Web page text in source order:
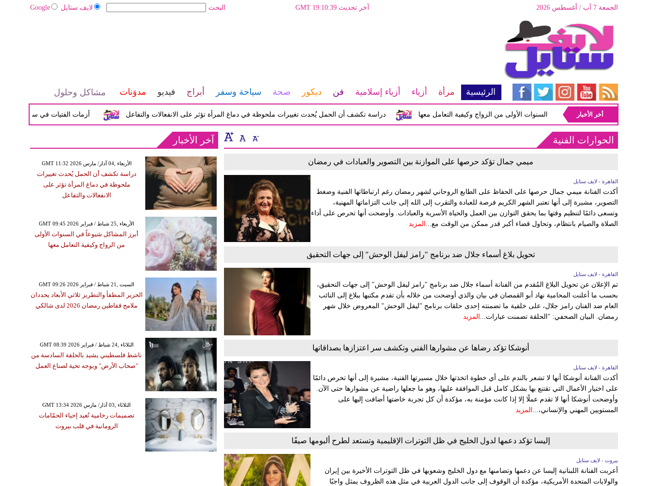
لايف ستايل Google البحث آخر تحديث GMT 19:10:39 الجمعة 7 آب / أغسطس 2026
الرئيسية مرأة أزياء أزياء إسلامية فن ديكور صحة سياحة وسفر أبراج فيديو مدوَنات مشاكل وحلول
أزمات الفتيات في سن المراهقة بين دراسة تكشف أن الحمل يُحدث تغييرات ملحوظة في دماغ المرأة تؤثر على الانفعالات والتفاعل أبرز المشاكل شيوعاً في السنوات الأولى من الزواج وكيفية التعامل معها
أخر الأخبار
الحوارات الفنية
ميمي جمال تؤكد حرصها على الموازنة بين التصوير والعبادات في رمضان
القاهرة - لايف ستايل
أكدت الفنانة ميمي جمال حرصها على الحفاظ على الطابع الروحاني لشهر رمضان رغم ارتباطاتها الفنية وضغط
التصوير، مشيرة إلى أنها تعتبر الشهر الكريم فرصة للعبادة والتقرب إلى الله إلى جانب التزاماتها المهنية،
وتسعى دائمًا لتنظيم وقتها بما يحقق التوازن بين العمل والحياة الأسرية والعبادات. وأوضحت أنها تحرص على أداء
الصلاة والصيام بانتظام، وتحاول قضاء أكبر قدر ممكن من الوقت مع... المزيد
تحويل بلاغ أسماء جلال ضد برنامج "رامز ليفل الوحش" إلى جهات التحقيق
القاهرة - لايف ستايل
تم الإعلان عن تحويل البلاغ المُقدم من الفنانة أسماء جلال ضد برنامج "رامز ليفل الوحش" إلى جهات التحقيق،
بحسب ما أعلنت المحامية نهاد أبو القمصان في بيان والذي أوضحت من خلاله بأن تقدم مكتبها ببلاغ إلى النائب
العام ضد الفنان رامز جلال، على خلفية ما تضمنته إحدى حلقات برنامج "ليفل الوحش" المعروض خلال شهر
رمضان. البيان الصحفي: "الحلقة تضمنت عبارات... المزيد
أنوشكا تؤكد رضاها عن مشوارها الفني وتكشف سر اعتزازها بصداقاتها
القاهرة - لايف ستايل
أكدت الفنانة أنوشكا أنها لا تشعر بالندم على أي خطوة اتخذتها خلال مسيرتها الفنية، مشيرة إلى أنها تحرص دائمًا
على اختيار الأعمال التي تقتنع بها بشكل كامل قبل الموافقة عليها، وهو ما جعلها راضية عن مشوارها حتى الآن.
وأوضحت أنوشكا أنها لا تقدم عملًا إلا إذا كانت مؤمنة به، مؤكدة أن كل تجربة خاضتها أضافت إليها على
المستويين المهني والإنساني،... المزيد
إليسا تؤكد دعمها لدول الخليج في ظل التوترات الإقليمية وتستعد لطرح ألبومها صيفًا
بيروت - لايف ستايل
أعربت الفنانة اللبنانية إليسا عن دعمها وتضامنها مع دول الخليج وشعوبها في ظل التوترات الأخيرة بين إيران
والولايات المتحدة الأمريكية، مؤكدة أن الوقوف إلى جانب الدول العربية في مثل هذه الظروف يمثل واجبًا
آخر الأخبار
GMT 11:32 2026 الأربعاء ,04 آذار/ مارس
دراسة تكشف أن الحمل يُحدث تغييرات
ملحوظة في دماغ المرأة تؤثر على
الانفعالات والتفاعل
GMT 09:45 2026 الأربعاء ,25 شباط / فبراير
أبرز المشاكل شيوعاً في السنوات الأولى
من الزواج وكيفية التعامل معها
GMT 09:26 2026 السبت ,21 شباط / فبراير
الحرير المطفأ والتطريز ثلاثي الأبعاد يحددان
ملامح قفاطين رمضان 2026 لدى شالكي
GMT 08:39 2026 الثلاثاء ,24 شباط / فبراير
ناشط فلسطيني يشيد بالحلقة السادسة من
"صحاب الأرض" ويوجه تحية لصناع العمل
GMT 13:34 2026 الثلاثاء ,03 آذار/ مارس
تصميمات رخامية تُعيد إحياء الحمّامات
الرومانية في قلب بيروت